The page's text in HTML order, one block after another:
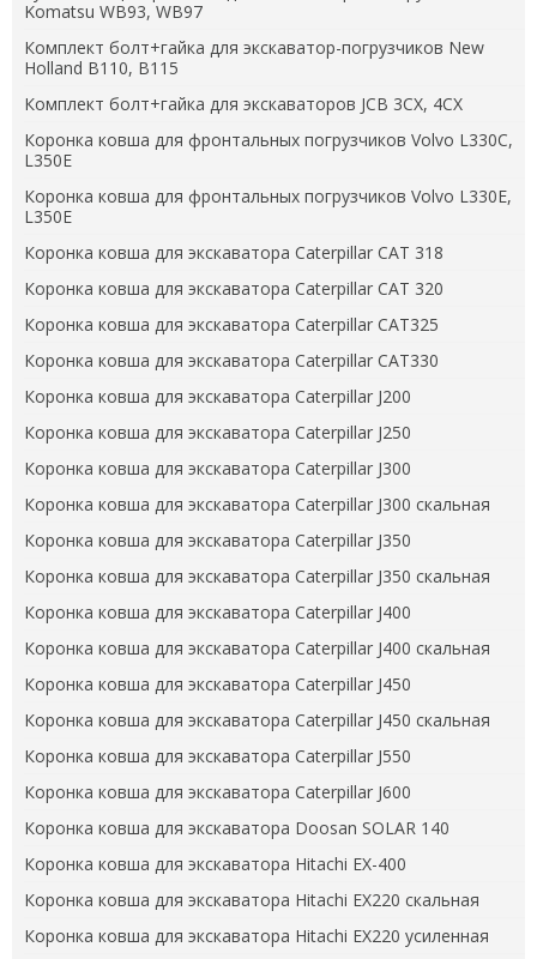
Komatsu WB93, WB97
Комплект болт+гайка для экскаватор-погрузчиков New
Holland B110, B115
Комплект болт+гайка для экскаваторов JCB 3CX, 4CX
Коронка ковша для фронтальных погрузчиков Volvo L330C,
L350E
Коронка ковша для фронтальных погрузчиков Volvo L330E,
L350E
Коронка ковша для экскаватора Caterpillar CAT 318
Коронка ковша для экскаватора Caterpillar CAT 320
Коронка ковша для экскаватора Caterpillar CAT325
Коронка ковша для экскаватора Caterpillar CAT330
Коронка ковша для экскаватора Caterpillar J200
Коронка ковша для экскаватора Caterpillar J250
Коронка ковша для экскаватора Caterpillar J300
Коронка ковша для экскаватора Caterpillar J300 скальная
Коронка ковша для экскаватора Caterpillar J350
Коронка ковша для экскаватора Caterpillar J350 скальная
Коронка ковша для экскаватора Caterpillar J400
Коронка ковша для экскаватора Caterpillar J400 скальная
Коронка ковша для экскаватора Caterpillar J450
Коронка ковша для экскаватора Caterpillar J450 скальная
Коронка ковша для экскаватора Caterpillar J550
Коронка ковша для экскаватора Caterpillar J600
Коронка ковша для экскаватора Doosan SOLAR 140
Коронка ковша для экскаватора Hitachi EX-400
Коронка ковша для экскаватора Hitachi EX220 скальная
Коронка ковша для экскаватора Hitachi EX220 усиленная